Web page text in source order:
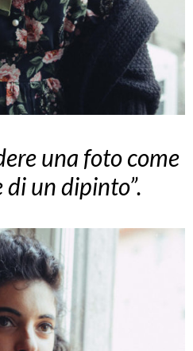
una foto come
di un dipinto”.